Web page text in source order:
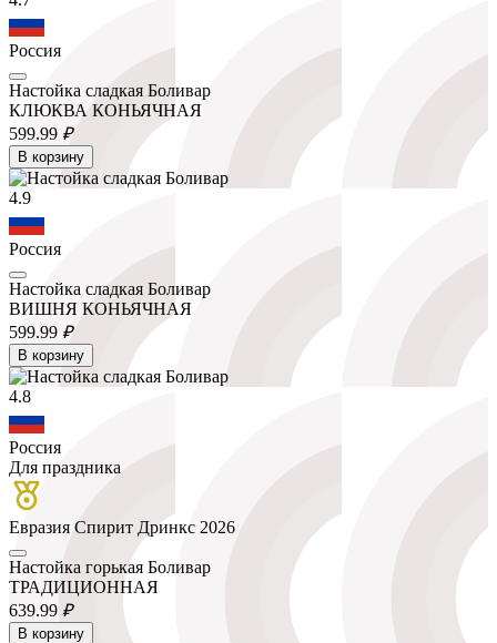
Россия
Настойка сладкая Боливар
КЛЮКВА КОНЬЯЧНАЯ
599.99 ₽
В корзину
4.9
Россия
Настойка сладкая Боливар
ВИШНЯ КОНЬЯЧНАЯ
599.99 ₽
В корзину
4.8
Россия
Для праздника
Евразия Спирит Дринкс 2026
Настойка горькая Боливар
ТРАДИЦИОННАЯ
639.99 ₽
В корзину